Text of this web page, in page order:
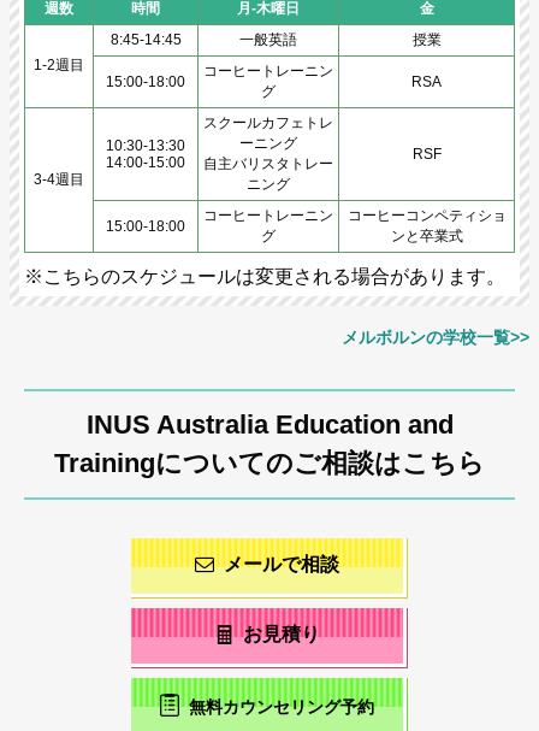
週数 時間 月-木曜日 金
1-2週目
8:45-14:45 一般英語 授業
15:00-18:00
コーヒートレーニン
グ
RSA
3-4週目
10:30-13:30
14:00-15:00
スクールカフェトレ
ーニング
自主バリスタトレー
ニング
RSF
15:00-18:00
コーヒートレーニン
グ
コーヒーコンペティショ
ンと卒業式
※こちらのスケジュールは変更される場合があります。
メルボルンの学校一覧>>
INUS Australia Education and
Trainingについてのご相談はこちら
メールで相談
お見積り
無料カウンセリング予約